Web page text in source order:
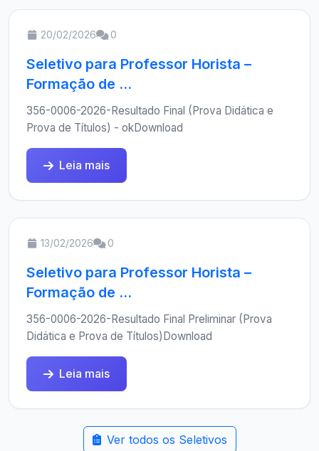
20/02/2026 0
Seletivo para Professor Horista –
Formação de ...
356-0006-2026-Resultado Final (Prova Didática e
Prova de Títulos) - okDownload
Leia mais
13/02/2026 0
Seletivo para Professor Horista –
Formação de ...
356-0006-2026-Resultado Final Preliminar (Prova
Didática e Prova de Títulos)Download
Leia mais
Ver todos os Seletivos